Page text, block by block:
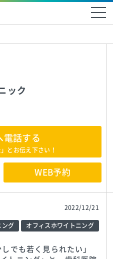
ック
電話する
とお伝え下さい！
WEB予約
ング オフィスホワイトニング
2022/12/21
でも若く見られたい」